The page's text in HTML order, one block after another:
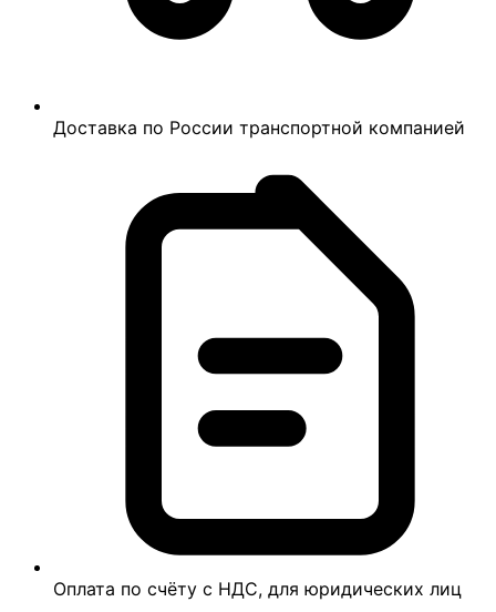
Доставка по России транспортной компанией
Оплата по счёту с НДС, для юридических лиц